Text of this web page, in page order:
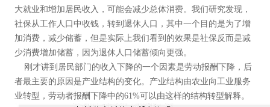
大就业和增加居民收入，可能会减少总体消费。我们研究发现，
社保从工作人口中收钱，转到退休人口，其中一个目的是为了增
加消费，减少储蓄，但是实际上我们看到的效果是社保反而是减
少消费增加储蓄，因为退休人口储蓄倾向更强。
刚才讲到居民部门的收入下降的一个因素是劳动报酬下降，后
者最主要的原因是产业结构的变化。产业结构由农业向工业服务
业转型，劳动者报酬下降中的61%可以由这样的结构转型解释。